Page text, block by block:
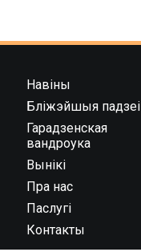
Навіны
Бліжэйшыя падзеі
Гарадзенская
вандроука
Вынікі
Пра нас
Паслугі
Контакты